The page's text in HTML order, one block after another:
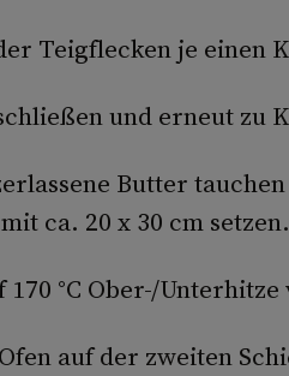
Teigflecken je einen
und erneut zu
Butter
ca. 20 x 30 cm
°C Ober-/
auf der zweiten